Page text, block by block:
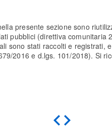
presente sezione sono
pubblici (direttiva comunitaria
sono stati raccolti e registrati,
2016 e d.lgs. 101/2018). Si
Indietro